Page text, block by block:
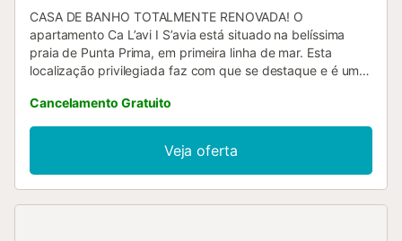
CASA DE BANHO TOTALMENTE RENOVADA! O
apartamento Ca L’avi I S’avia está situado na belíssima
praia de Punta Prima, em primeira linha de mar. Esta
localização privilegiada faz com que se destaque e é uma
varanda ou a partir do jardim, pode desfrutar de uma vista
e de um ambiente verdadeiramente maravilhosos. Dá a
impressão de que uma parte da praia é sua. Tem o mar
com a sua cor azul turquesa mesmo à frente. O interior
também o irá encantar. Dispõe de dois quartos, ambos
Cancelamento Gratuito
Veja oferta